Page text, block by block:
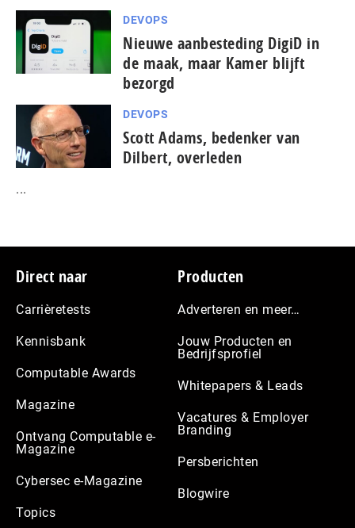
DEVOPS
Nieuwe aanbesteding DigiD in
de maak, maar Kamer blijft
bezorgd
DEVOPS
Scott Adams, bedenker van
Dilbert, overleden
...
Footer
Direct naar
Carrièretests
Kennisbank
Computable Awards
Magazine
Ontvang Computable e-
Magazine
Cybersec e-Magazine
Topics
Producten
Adverteren en meer…
Jouw Producten en
Bedrijfsprofiel
Whitepapers & Leads
Vacatures & Employer
Branding
Persberichten
Blogwire